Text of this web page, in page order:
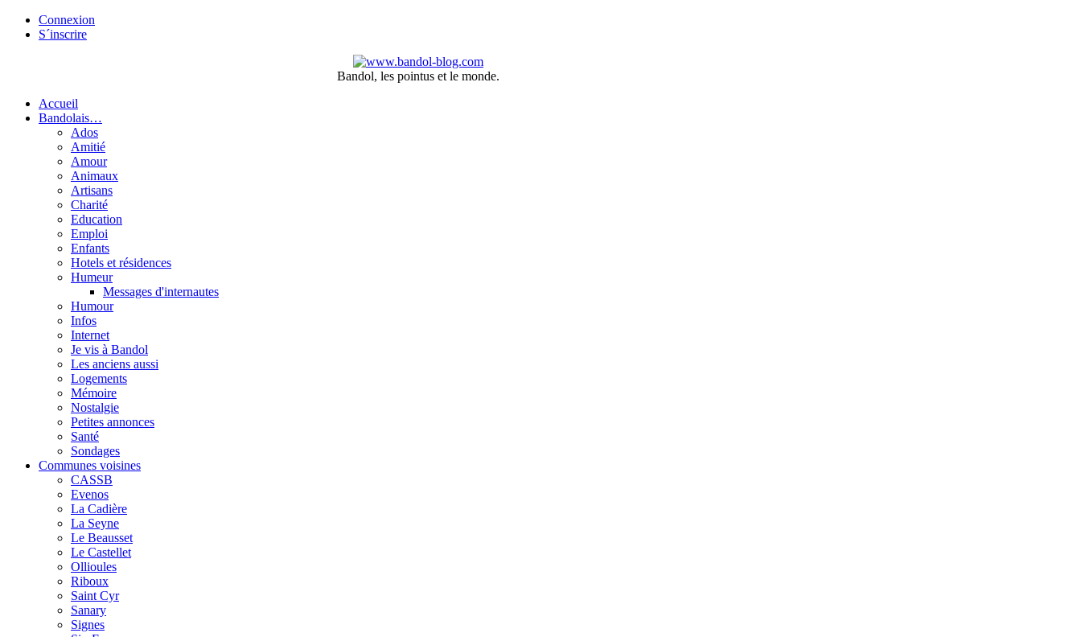
Connexion
S´inscrire
Bandol, les pointus et le monde.
Accueil
Bandolais…
Ados
Amitié
Amour
Animaux
Artisans
Charité
Education
Emploi
Enfants
Hotels et résidences
Humeur
Messages d'internautes
Humour
Infos
Internet
Je vis à Bandol
Les anciens aussi
Logements
Mémoire
Nostalgie
Petites annonces
Santé
Sondages
Communes voisines
CASSB
Evenos
La Cadière
La Seyne
Le Beausset
Le Castellet
Ollioules
Riboux
Saint Cyr
Sanary
Signes